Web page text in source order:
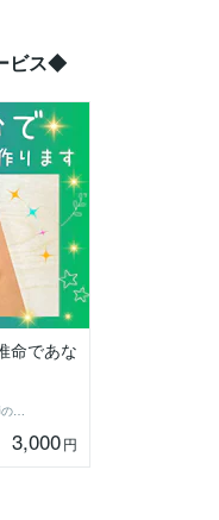
ビス◆
命であな
タロット＆四柱推命占い師の奏（かなで）
3,000円